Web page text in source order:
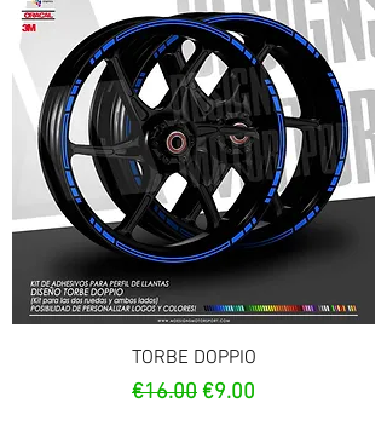
TORBE DOPPIO
Regular Price
€16.00Sale Price
€9.00